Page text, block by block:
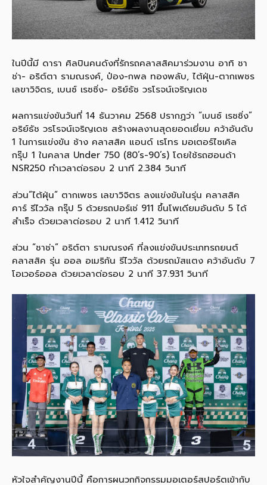
ในปีนี้มี ดารา ศิลปินคนดังที่รักรถคลาสสิคมาร่วมงาน อาทิ ชา
ช่า- อริต์ตา รามณรงค์, ป๋อง-กพล ทองพลับ, ไต้ฝุ่น-ตากเพชร
เลขาวิจิตร, เบนซ์ เรซซิ่ง- อริย์ธัช วรโรจน์เจริญเดช
ผลการแข่งขันวันที่ 14 ธันวาคม 2568 ปรากฏว่า “เบนซ์ เรซซิ่ง”
อริย์ธัช วรโรจน์เจริญเดช สร้างผลงานสุดยอดเยี่ยม คว้าอันดับ
1 ในการแข่งขัน ช้าง คลาสสิค แอนด์ เรโทร มอเตอร์ไซเคิล
กรุ๊ป 1 ในคลาส Under 750 (80’s-90’s) โดยใช้รถฮอนด้า
NSR250 ทำเวลาต่อรอบ 2 นาที 2.384 วินาที
ส่วน”ไต้ฝุ่น” ตากเพชร เลขาวิจิตร ลงแข่งขันในรุ่น คลาสสิค
คาร์ รีไววัล กรุ๊ป 5 ด้วยรถปอร์เช่ 911 ขึ้นโพเดียมอันดับ 5 ได้
สำเร็จ ด้วยเวลาต่อรอบ 2 นาที 1.412 วินาที
ส่วน “ชาช่า” อริต์ตา รามณรงค์ ที่ลงแข่งขันประเภทรถยนต์
คลาสสิค รุ่น ออล อเมริกัน รีไววัล ด้วยรถมัสแตง คว้าอันดับ 7
โอเวอร์ออล ด้วยเวลาต่อรอบ 2 นาที 37.931 วินาที
หัวใจสำคัญงานปีนี้ คือการผนวกกิจกรรมมอเตอร์สปอร์ตเข้ากับ